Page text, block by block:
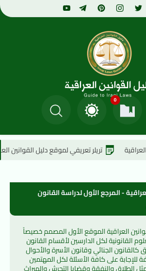
0
تريلر تعريفي لموقع دليل القوانين العراقية